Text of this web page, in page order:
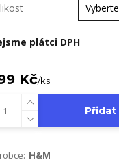
plátci DPH
Kč/ks
Přidat
H&M